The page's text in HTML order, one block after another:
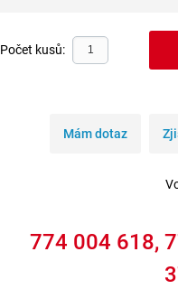
Počet kusů:
Mám dotaz
774 004 618,